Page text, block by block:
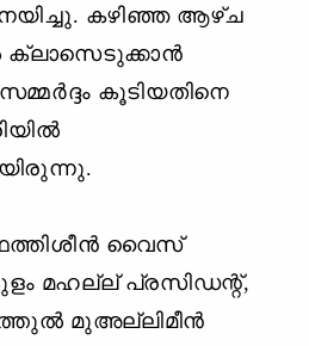
കഴിഞ്ഞ ആഴ്ച
ക്ലാസെടുക്കാന്‍
കൂടിയതിനെ
വൈസ്
മഹല്ല് പ്രസിഡന്റ്,
മുഅല്ലിമീന്‍